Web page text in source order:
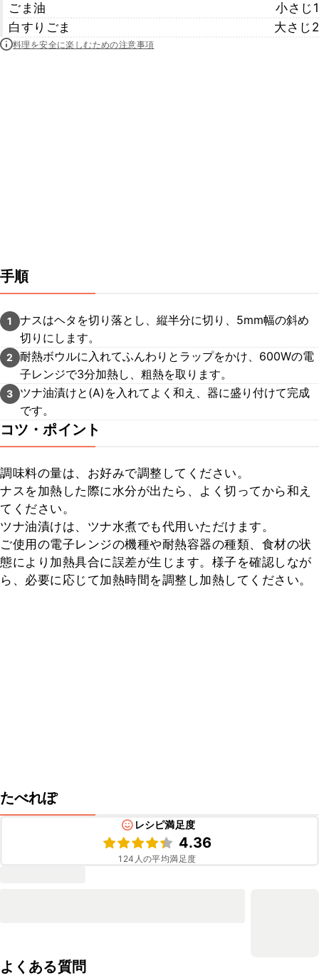
ごま油
小さじ1
白すりごま
大さじ2
料理を安全に楽しむための注意事項
手順
1
ナスはヘタを切り落とし、縦半分に切り、5mm幅の斜め
切りにします。
2
耐熱ボウルに入れてふんわりとラップをかけ、600Wの電
子レンジで3分加熱し、粗熱を取ります。
3
ツナ油漬けと(A)を入れてよく和え、器に盛り付けて完成
です。
コツ・ポイント
調味料の量は、お好みで調整してください。
ナスを加熱した際に水分が出たら、よく切ってから和え
てください。
ツナ油漬けは、ツナ水煮でも代用いただけます。
ご使用の電子レンジの機種や耐熱容器の種類、食材の状
態により加熱具合に誤差が生じます。様子を確認しなが
ら、必要に応じて加熱時間を調整し加熱してください。
たべれぽ
レシピ満足度
4.36
124 人の平均満足度
よくある質問